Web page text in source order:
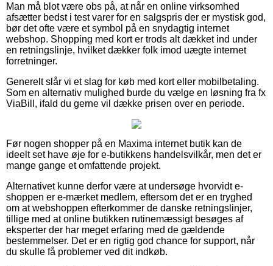
Man må blot være obs på, at når en online virksomhed
afsætter bedst i test varer for en salgspris der er mystisk god,
bør det ofte være et symbol på en snydagtig internet
webshop. Shopping med kort er trods alt dækket ind under
en retningslinje, hvilket dækker folk imod uægte internet
forretninger.
Generelt slår vi et slag for køb med kort eller mobilbetaling.
Som en alternativ mulighed burde du vælge en løsning fra fx
ViaBill, ifald du gerne vil dække prisen over en periode.
Før nogen shopper på en Maxima internet butik kan de
ideelt set have øje for e-butikkens handelsvilkår, men det er
mange gange et omfattende projekt.
Alternativet kunne derfor være at undersøge hvorvidt e-
shoppen er e-mærket medlem, eftersom det er en tryghed
om at webshoppen efterkommer de danske retningslinjer,
tillige med at online butikken rutinemæssigt besøges af
eksperter der har meget erfaring med de gældende
bestemmelser. Det er en rigtig god chance for support, når
du skulle få problemer ved dit indkøb.